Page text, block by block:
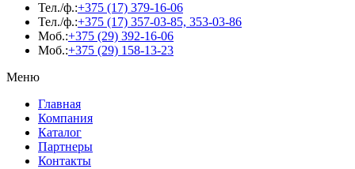
Тел./ф.:+375 (17) 379-16-06
Тел./ф.:+375 (17) 357-03-85, 353-03-86
Моб.:+375 (29) 392-16-06
Моб.:+375 (29) 158-13-23
Меню
Главная
Компания
Каталог
Партнеры
Контакты